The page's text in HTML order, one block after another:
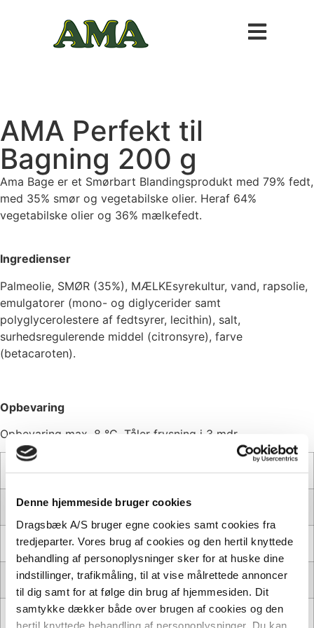
Denne hjemmeside bruger cookies
Dragsbæk A/S bruger egne cookies samt cookies fra
tredjeparter. Vores brug af cookies og den hertil knyttede
behandling af personoplysninger sker for at huske dine
indstillinger, trafikmåling, til at vise målrettede annoncer
til dig samt for at følge din brug af hjemmesiden. Dit
samtykke dækker både over brugen af cookies og den
hertil knyttede behandling af personoplysninger. Du kan
AMA Perfekt til
Bagning 200 g
Ama Bage er et Smørbart Blandingsprodukt med 79% fedt,
med 35% smør og vegetabilske olier. Heraf 64%
vegetabilske olier og 36% mælkefedt.
Ingredienser
Palmeolie, SMØR (35%), MÆLKEsyrekultur, vand, rapsolie,
emulgatorer (mono- og diglycerider samt
polyglycerolestere af fedtsyrer, lecithin), salt,
surhedsregulerende middel (citronsyre), farve
(betacaroten).
Opbevaring
Opbevaring max. 8 °C. Tåler frysning i 3 mdr.
Næringsindhold per 100 g
Energi 2958 kJ (708 kcal)
Fedt 79 g
- heraf mættede fedtstyrer 40 g
Kuldydrat 1,2 g